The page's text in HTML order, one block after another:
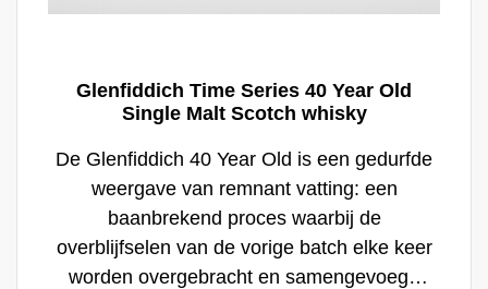
Glenfiddich Time Series 40 Year Old
Single Malt Scotch whisky
De Glenfiddich 40 Year Old is een gedurfde
weergave van remnant vatting: een
baanbrekend proces waarbij de
overblijfselen van de vorige batch elke keer
worden overgebracht en samengevoegd